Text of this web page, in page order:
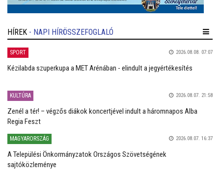
HÍREK - NAPI HÍRÖSSZEFOGLALÓ
SPORT 2026.08.08. 07:07
Kézilabda szuperkupa a MET Arénában - elindult a jegyértékesítés
KULTÚRA 2026.08.07. 21:58
Zenél a tér! – végzős diákok koncertjével indult a háromnapos Alba
Regia Feszt
MAGYARORSZÁG 2026.08.07. 16:37
A Települési Önkormányzatok Országos Szövetségének
sajtóközleménye